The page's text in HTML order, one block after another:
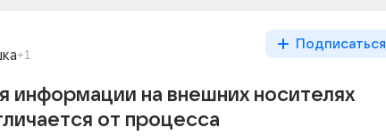
+1
Подписаться
информации на внешних носителях
от процесса